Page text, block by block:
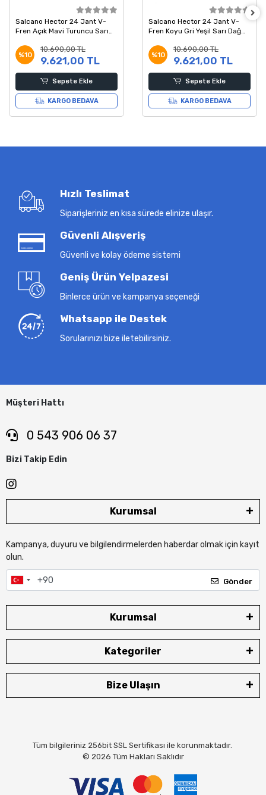
Salcano Hector 24 Jant V-
Fren Açık Mavi Turuncu Sarı
%10
10.690,00 TL
9.621,00 TL
Sepete Ekle
KARGO BEDAVA
Salcano Hector 24 Jant V-
Fren Koyu Gri Yeşil Sarı Dağ
%10
10.690,00 TL
9.621,00 TL
Sepete Ekle
KARGO BEDAVA
Hızlı Teslimat
Siparişleriniz en kısa sürede elinize ulaşır.
Güvenli Alışveriş
Güvenli ve kolay ödeme sistemi
Geniş Ürün Yelpazesi
Binlerce ürün ve kampanya seçeneği
Whatsapp ile Destek
Sorularınızı bize iletebilirsiniz.
Müşteri Hattı
0 543 906 06 37
Bizi Takip Edin
Kurumsal
Kampanya, duyuru ve bilgilendirmelerden haberdar olmak için kayıt
olun.
Gönder
Kurumsal
Kategoriler
Bize Ulaşın
Tüm bilgileriniz 256bit SSL Sertifikası ile korunmaktadır.
© 2026 Tüm Hakları Saklıdır